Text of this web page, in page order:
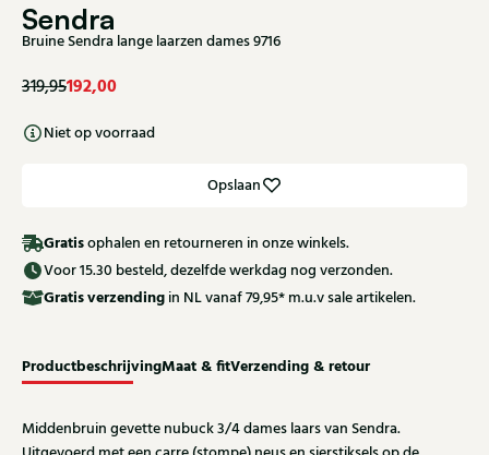
Sendra
Bruine Sendra lange laarzen dames 9716
319,95192,00
Niet op voorraad
Opslaan
Gratisophalen en retourneren in onze winkels.
Voor 15.30 besteld, dezelfde werkdag nog verzonden.
Gratisverzending in NL vanaf 79,95* m.u.v sale artikelen.
ProductbeschrijvingMaat & fitVerzending & retour
Middenbruin gevette nubuck 3/4 dames laars van Sendra.